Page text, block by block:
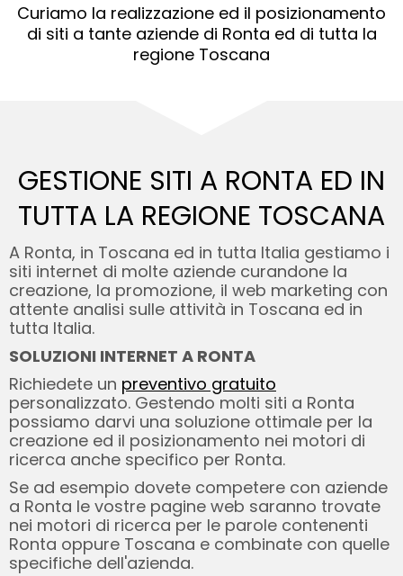
Curiamo la realizzazione ed il posizionamento
di siti a tante aziende di Ronta ed di tutta la
regione Toscana
GESTIONE SITI A RONTA ED IN
TUTTA LA REGIONE TOSCANA
A Ronta, in Toscana ed in tutta Italia gestiamo i
siti internet di molte aziende curandone la
creazione, la promozione, il web marketing con
attente analisi sulle attività in Toscana ed in
tutta Italia.
SOLUZIONI INTERNET A RONTA
Richiedete un preventivo gratuito
personalizzato. Gestendo molti siti a Ronta
possiamo darvi una soluzione ottimale per la
creazione ed il posizionamento nei motori di
ricerca anche specifico per Ronta.
Se ad esempio dovete competere con aziende
a Ronta le vostre pagine web saranno trovate
nei motori di ricerca per le parole contenenti
Ronta oppure Toscana e combinate con quelle
specifiche dell'azienda.